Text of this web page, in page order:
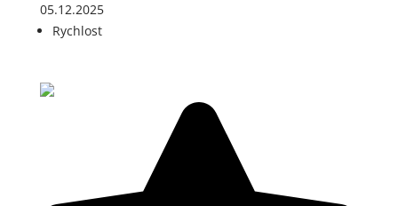
05.12.2025
Rychlost